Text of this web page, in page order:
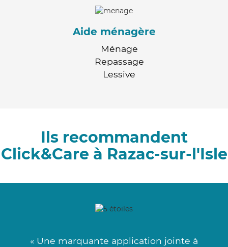
Aide ménagère
Ménage
Repassage
Lessive
Ils recommandent
Click&Care à Razac-sur-l'Isle
« Une marquante application jointe à